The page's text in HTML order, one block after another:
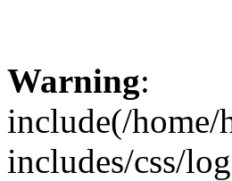
Warning:
include(/home/
includes/css/